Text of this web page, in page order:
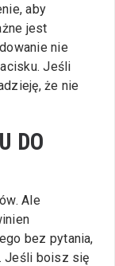
aby
jest
nie
Jeśli
że nie
DO
Ale
bez pytania,
Jeśli boisz się